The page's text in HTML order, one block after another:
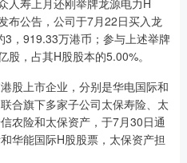
寿上月还刚举牌龙源电力H
布公告，公司于7月22日买入龙
，919.33万港币；参与上述举牌
，占其H股股本的5.00%。
上市企业，分别是华电国际和
合旗下多家子公司太保寿险、太
农险和太保资产，于7月30日通
华能国际H股股票，太保资产担